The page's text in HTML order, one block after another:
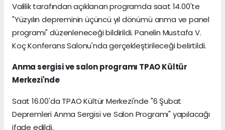
Valilik tarafından açıklanan programda saat 14.00'te
"Yüzyılın depreminin üçüncü yıl dönümü anma ve panel
programı" düzenleneceği bildirildi. Panelin Mustafa V.
Koç Konferans Salonu'nda gerçekleştirileceği belirtildi.
Anma sergisi ve salon programı TPAO Kültür
Merkezi'nde
Saat 16.00'da TPAO Kültür Merkezi'nde "6 Şubat
Depremleri Anma Sergisi ve Salon Programı" yapılacağı
ifade edildi.